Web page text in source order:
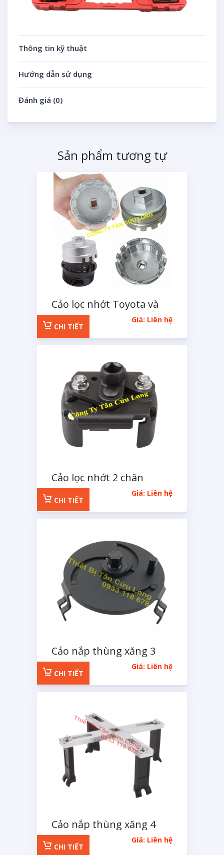
Thông tin kỹ thuật
Hướng dẫn sử dụng
Đánh giá (0)
Sản phẩm tương tự
Cảo lọc nhớt Toyota và
Lexus 6 cạnh
Giá: Liên hệ
CHI TIẾT
Cảo lọc nhớt 2 chân
MACOH
Giá: Liên hệ
CHI TIẾT
Cảo nắp thùng xăng 3
chân
Giá: Liên hệ
CHI TIẾT
Cảo nắp thùng xăng 4
chân
Giá: Liên hệ
CHI TIẾT